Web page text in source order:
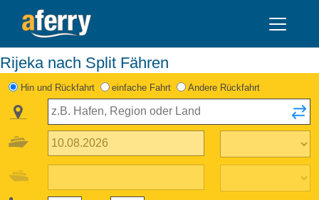
Rijeka nach Split Fähren
Hin und Rückfahrt einfache Fahrt Andere Rückfahrt